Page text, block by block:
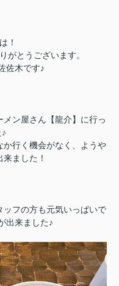
！
がとうございます。
佐木です♪
ン屋さん【龍介】に行っ
か行く機会がなく、ようや
ました！
ッフの方も元気いっぱいで
出来ました♪